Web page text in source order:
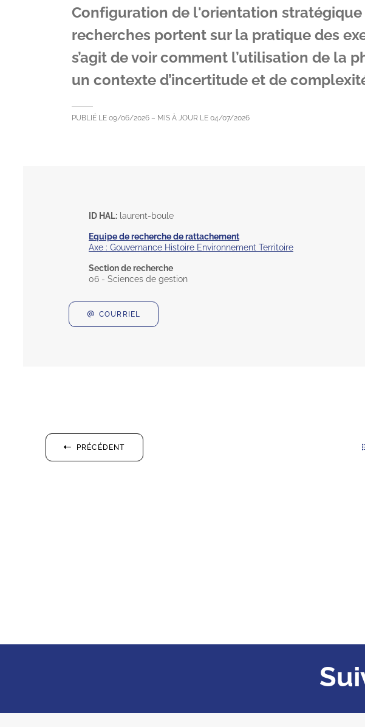
Configuration de l'orientation
recherches portent sur la pratique des
s’agit de voir comment l’utilisation de la
un contexte d’incertitude et de
PUBLIÉ LE 09/06/2026 – MIS À JOUR LE 04/07/2026
ID HAL: laurent-boule
Equipe de recherche de rattachement
Axe : Gouvernance Histoire Environnement Territoire
Section de recherche
06 - Sciences de gestion
COURRIEL
PRÉCÉDENT